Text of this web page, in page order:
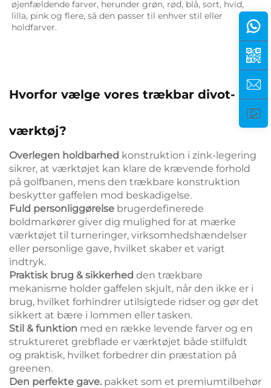
øjenfældende farver, herunder grøn, rød, blå, sort, hvid,
lilla, pink og flere, så den passer til enhver stil eller
holdfarver.
Hvorfor vælge vores trækbar divot-
værktøj?
Overlegen holdbarhed konstruktion i zink-legering
sikrer, at værktøjet kan klare de krævende forhold
på golfbanen, mens den trækbare konstruktion
beskytter gaffelen mod beskadigelse.
Fuld personliggørelse brugerdefinerede
boldmarkører giver dig mulighed for at mærke
værktøjet til turneringer, virksomhedshændelser
eller personlige gave, hvilket skaber et varigt
indtryk.
Praktisk brug & sikkerhed den trækbare
mekanisme holder gaffelen skjult, når den ikke er i
brug, hvilket forhindrer utilsigtede ridser og gør det
sikkert at bære i lommen eller tasken.
Stil & funktion med en række levende farver og en
struktureret grebflade er værktøjet både stilfuldt
og praktisk, hvilket forbedrer din præstation på
greenen.
Den perfekte gave. pakket som et premiumtilbehør